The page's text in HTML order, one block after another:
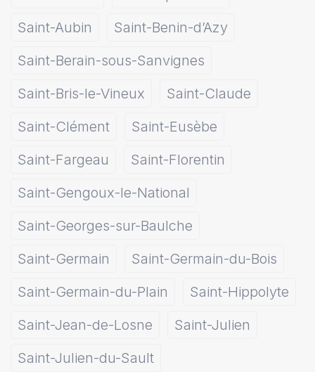
Saint-Aubin
Saint-Benin-d’Azy
Saint-Berain-sous-Sanvignes
Saint-Bris-le-Vineux
Saint-Claude
Saint-Clément
Saint-Eusèbe
Saint-Fargeau
Saint-Florentin
Saint-Gengoux-le-National
Saint-Georges-sur-Baulche
Saint-Germain
Saint-Germain-du-Bois
Saint-Germain-du-Plain
Saint-Hippolyte
Saint-Jean-de-Losne
Saint-Julien
Saint-Julien-du-Sault